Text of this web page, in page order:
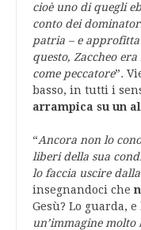
cioè uno di quegli
conto dei
patria – e
questo, Zaccheo
come peccatore”.
basso, in tutti i
arrampica su un
“Ancora non lo
liberi della sua
lo faccia uscire
insegnandoci che
Gesù? Lo guarda,
un’immagine molto